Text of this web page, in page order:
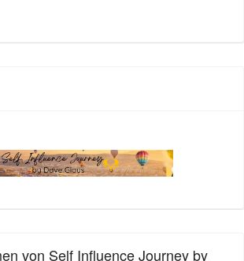
von Self Influence Journey by